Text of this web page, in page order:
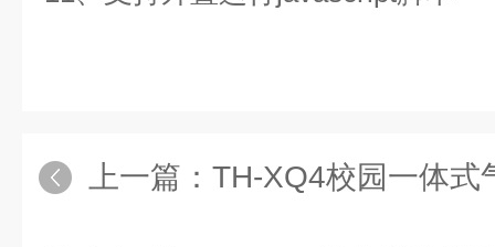
上一篇： TH-XQ4校园一体式